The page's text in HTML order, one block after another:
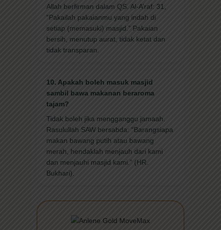
Allah berfirman dalam QS. Al-A’raf: 31,
“Pakailah pakaianmu yang indah di
setiap (memasuki) masjid.” Pakaian
bersih, menutup aurat, tidak ketat dan
tidak transparan.
10. Apakah boleh masuk masjid
sambil bawa makanan beraroma
tajam?
Tidak boleh jika mengganggu jamaah.
Rasulullah SAW bersabda: “Barangsiapa
makan bawang putih atau bawang
merah, hendaklah menjauh dari kami
dan menjauhi masjid kami.” (HR.
Bukhari).